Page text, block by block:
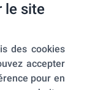
le site
des cookies
accepter
pour en